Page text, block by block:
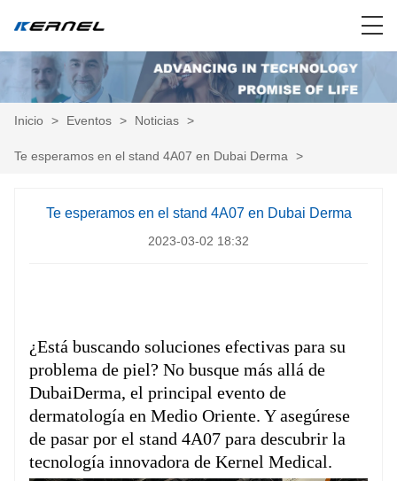
Inicio > Eventos > Noticias >
Te esperamos en el stand 4A07 en Dubai Derma >
Te esperamos en el stand 4A07 en Dubai Derma
2023-03-02 18:32
¿Está buscando soluciones efectivas para su
problema de piel? No busque más allá de
DubaiDerma, el principal evento de
dermatología en Medio Oriente. Y asegúrese
de pasar por el stand 4A07 para descubrir la
tecnología innovadora de Kernel Medical.